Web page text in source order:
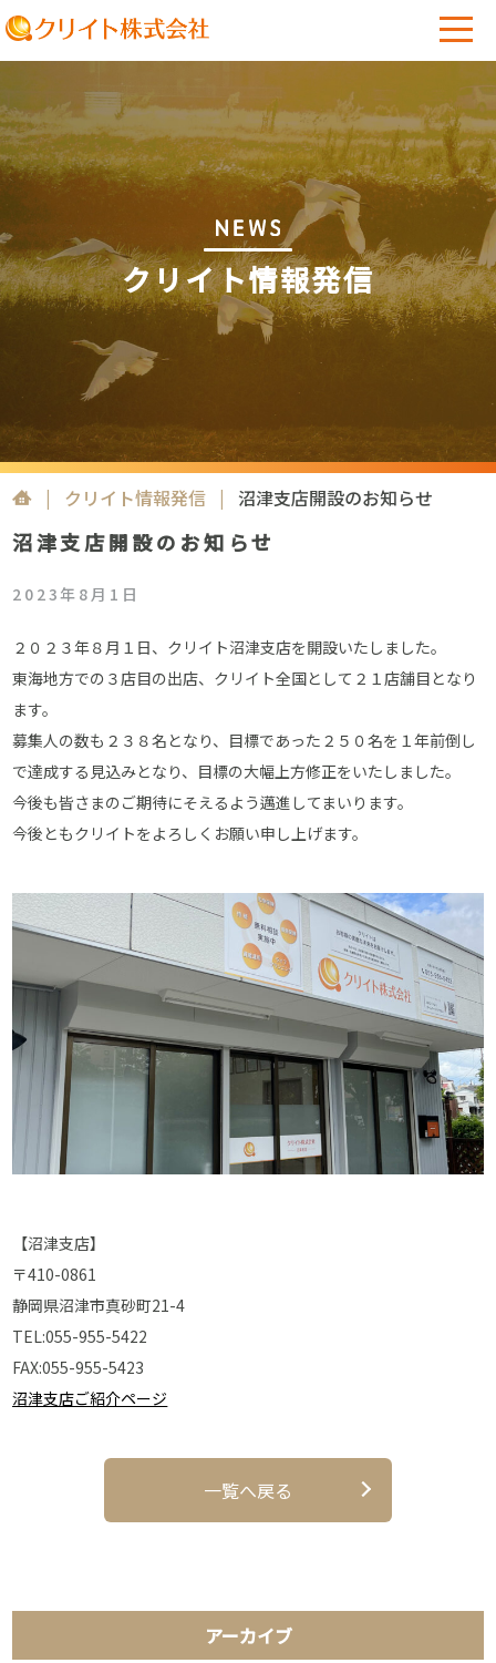
クリイト情報発信
| クリイト情報発信 | 沼津支店開設のお知らせ
沼津支店開設のお知らせ
2023年8月1日
２０２３年８月１日、クリイト沼津支店を開設いたしました。
東海地方での３店目の出店、クリイト全国として２１店舗目となり
ます。
募集人の数も２３８名となり、目標であった２５０名を１年前倒し
で達成する見込みとなり、目標の大幅上方修正をいたしました。
今後も皆さまのご期待にそえるよう邁進してまいります。
今後ともクリイトをよろしくお願い申し上げます。
【沼津支店】
〒410-0861
静岡県沼津市真砂町21-4
TEL:055-955-5422
FAX:055-955-5423
沼津支店ご紹介ページ
一覧へ戻る
アーカイブ